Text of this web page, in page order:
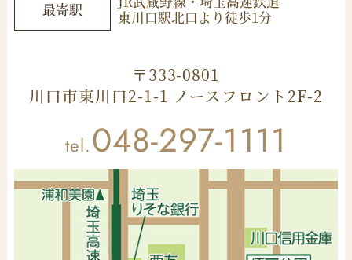
最寄駅
東川口駅北口より徒歩1分
〒333-0801
川口市東川口2-1-1 ノースフロント2F-2
tel.048-297-1111